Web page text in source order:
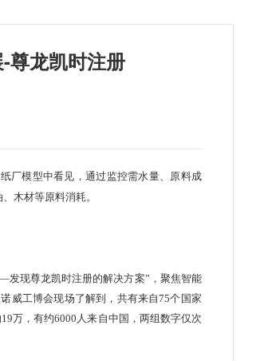
尊龙凯时注册
模型中看见，通过监控需水量、原料成
、木材等原料消耗。
现尊龙凯时注册的解决方案”，聚焦智能
威工博会现场了解到，共有来自75个国家
万，有约6000人来自中国，两组数字仅次